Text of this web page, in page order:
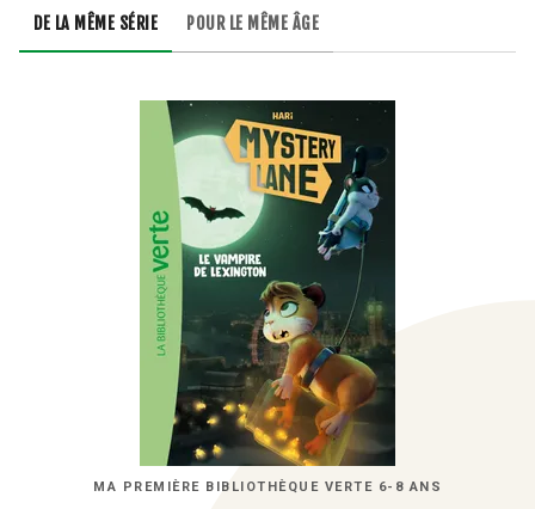
DE LA MÊME SÉRIE POUR LE MÊME ÂGE
MA PREMIÈRE BIBLIOTHÈQUE VERTE 6-8 ANS